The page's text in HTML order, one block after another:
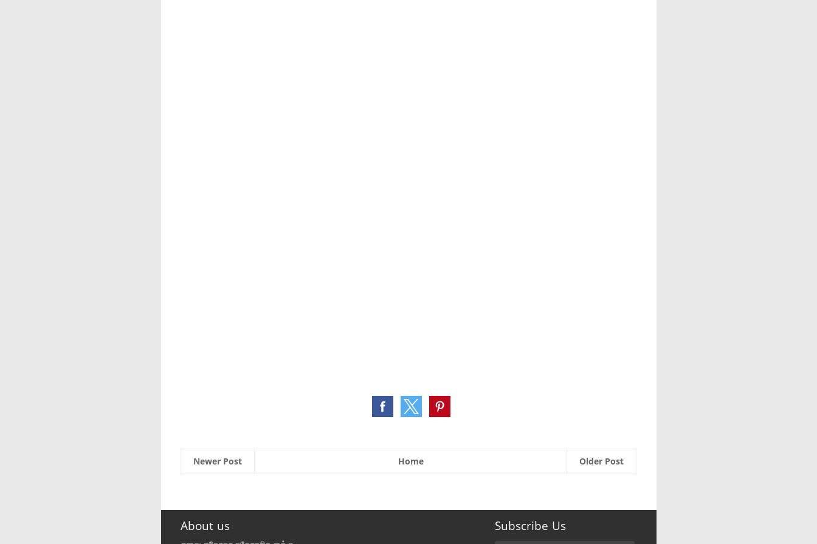
Newer Post Older Post
Home
About us Subscribe Us